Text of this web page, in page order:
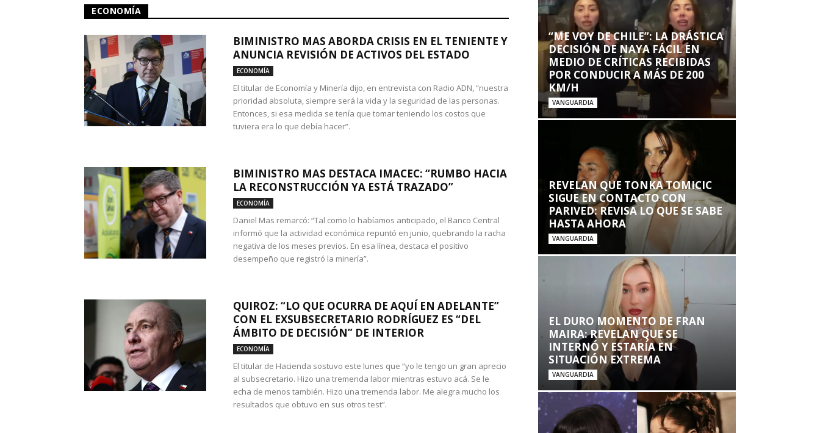
ECONOMÍA
BIMINISTRO MAS ABORDA CRISIS EN EL TENIENTE Y
ANUNCIA REVISIÓN DE ACTIVOS DEL ESTADO
ECONOMÍA
El titular de Economía y Minería dijo, en entrevista con Radio ADN, “nuestra
prioridad absoluta, siempre será la vida y la seguridad de las personas.
Entonces, si esa medida se tenía que tomar teniendo los costos que
tuviera era lo que debía hacer”.
BIMINISTRO MAS DESTACA IMACEC: “RUMBO HACIA
LA RECONSTRUCCIÓN YA ESTÁ TRAZADO”
ECONOMÍA
Daniel Mas remarcó: “Tal como lo habíamos anticipado, el Banco Central
informó que la actividad económica repuntó en junio, quebrando la racha
negativa de los meses previos. En esa línea, destaca el positivo
desempeño que registró la minería”.
QUIROZ: “LO QUE OCURRA DE AQUÍ EN ADELANTE”
CON EL EXSUBSECRETARIO RODRÍGUEZ ES “DEL
ÁMBITO DE DECISIÓN” DE INTERIOR
ECONOMÍA
El titular de Hacienda sostuvo este lunes que “yo le tengo un gran aprecio
al subsecretario. Hizo una tremenda labor mientras estuvo acá. Se le
echa de menos también. Hizo una tremenda labor. Me alegra mucho los
resultados que obtuvo en sus otros test”.
“ME VOY DE CHILE”: LA DRÁSTICA
DECISIÓN DE NAYA FÁCIL EN
MEDIO DE CRÍTICAS RECIBIDAS
POR CONDUCIR A MÁS DE 200
KM/H
VANGUARDIA
REVELAN QUE TONKA TOMICIC
SIGUE EN CONTACTO CON
PARIVED: REVISA LO QUE SE SABE
HASTA AHORA
VANGUARDIA
EL DURO MOMENTO DE FRAN
MAIRA: REVELAN QUE SE
INTERNÓ Y ESTARÍA EN
SITUACIÓN EXTREMA
VANGUARDIA